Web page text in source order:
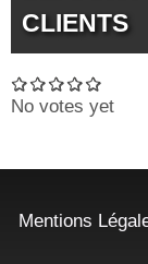
CLIENTS
No votes yet
Mentions